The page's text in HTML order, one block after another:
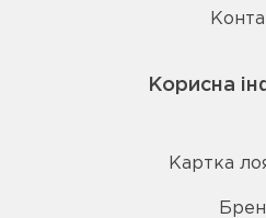
Корисна
Картка